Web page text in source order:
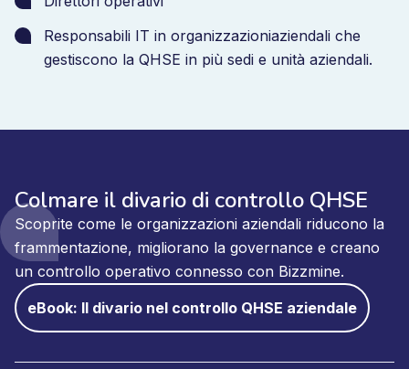
Responsabili IT in organizzazioniaziendali che
gestiscono la QHSE in più sedi e unità aziendali.
Colmare il divario di controllo QHSE
Scoprite come le organizzazioni aziendali riducono la
frammentazione, migliorano la governance e creano
un controllo operativo connesso con Bizzmine.
eBook: Il divario nel controllo QHSE aziendale